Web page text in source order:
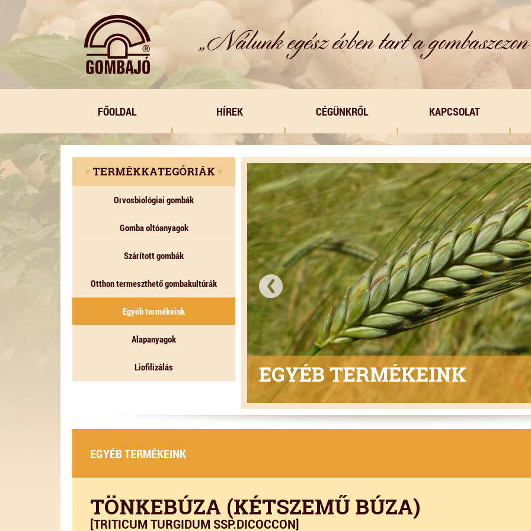
FŐOLDAL HÍREK CÉGÜNKRŐL KAPCSOLAT
▾ TERMÉKKATEGÓRIÁK ▾
Orvosbiológiai gombák
Gomba oltóanyagok
Szárított gombák
Otthon termeszthető gombakultúrák
Egyéb termékeink
Alapanyagok
Liofilizálás
GOMBAKULTÚRÁK EGYÉB TERMÉKEINK
EGYÉB TERMÉKEINK
TÖNKEBÚZA (KÉTSZEMŰ BÚZA)
[TRITICUM TURGIDUM SSP.DICOCCON]